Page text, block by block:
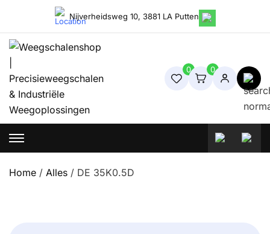
content
Nijverheidsweg 10, 3881 LA Putten
Weegschalenshop | Precisieweegschalen & Industriële
Weegoplossingen
0 0
Home / Alles / DE 35K0.5D